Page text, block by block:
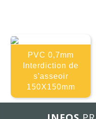
PVC 0,7mm
Interdiction de
s'asseoir
150X150mm